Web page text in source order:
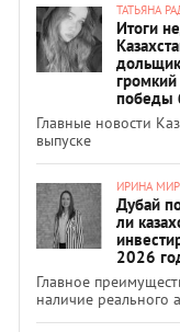
ТАТЬЯНА
Итоги
победы
Главные новости
выпуске
ИРИНА
Дубай
ли
2026
Главное
наличие реального